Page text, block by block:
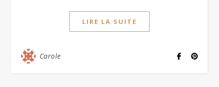
LIRE LA SUITE
Carole